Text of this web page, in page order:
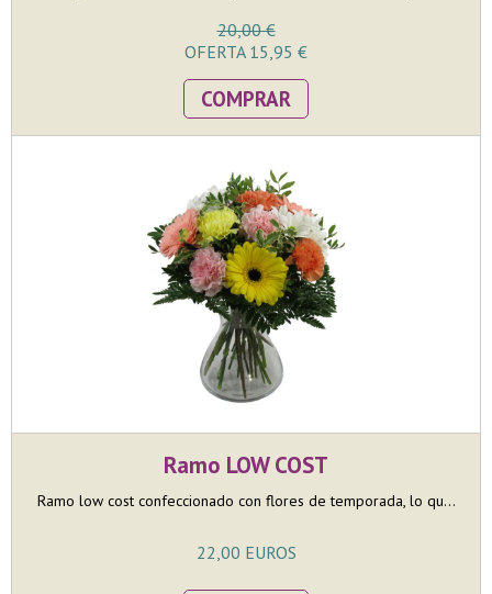
20,00 €
OFERTA 15,95 €
COMPRAR
Ramo LOW COST
Ramo low cost confeccionado con flores de temporada, lo qu...
22,00 EUROS